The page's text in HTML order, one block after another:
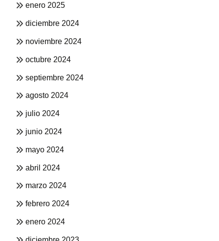
enero 2025
diciembre 2024
noviembre 2024
octubre 2024
septiembre 2024
agosto 2024
julio 2024
junio 2024
mayo 2024
abril 2024
marzo 2024
febrero 2024
enero 2024